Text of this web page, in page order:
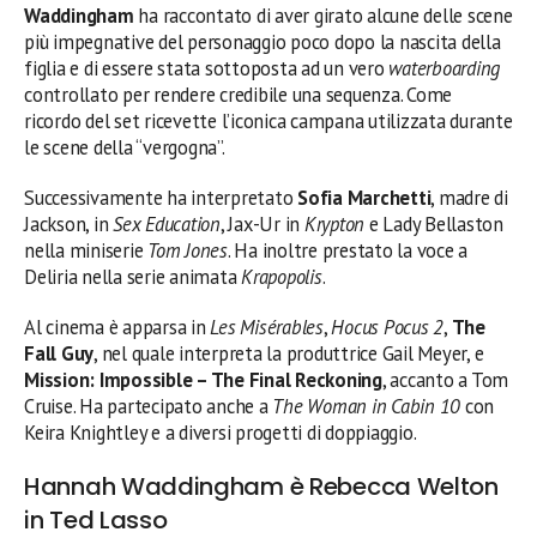
Waddingham ha raccontato di aver girato alcune delle scene
più impegnative del personaggio poco dopo la nascita della
figlia e di essere stata sottoposta ad un vero waterboarding
controllato per rendere credibile una sequenza. Come
ricordo del set ricevette l’iconica campana utilizzata durante
le scene della “vergogna”.
Successivamente ha interpretato Sofia Marchetti, madre di
Jackson, inSex Education, Jax-Ur in Krypton e Lady Bellaston
nella miniserie Tom Jones. Ha inoltre prestato la voce a
Deliria nella serie animataKrapopolis.
Al cinema è apparsa inLes Misérables,Hocus Pocus 2, The
Fall Guy, nel quale interpreta la produttrice Gail Meyer, e
Mission: Impossible – The Final Reckoning, accanto a Tom
Cruise. Ha partecipato anche a The Woman in Cabin 10con
Keira Knightley e a diversi progetti di doppiaggio.
Hannah Waddingham è Rebecca Welton
in Ted Lasso